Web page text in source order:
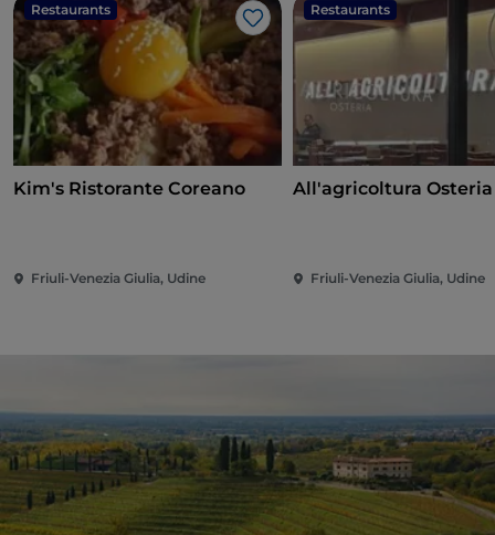
Restaurants
J’aime
Kim's Ristorante Coreano
Friuli-Venezia Giulia, Udine
Restaurants
All'agricoltura Osteria
Friuli-Venezia Giulia, Udine